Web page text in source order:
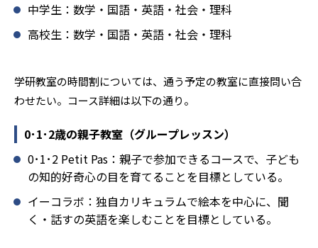
学研教室のデメリットとしては、基礎をより重視している
分、生徒によっては物足りなく感じる可能性がある点だろ
中学生：数学・国語・英語・社会・理科
高校生：数学・国語・英語・社会・理科
学研教室の時間割については、通う予定の教室に直接問い合
わせたい。コース詳細は以下の通り。
0･1･2歳の親子教室（グループレッスン）
0･1･2 Petit Pas：親子で参加できるコースで、子ども
の知的好奇心の目を育てることを目標としている。
イーコラボ：独自カリキュラムで絵本を中心に、聞
く・話すの英語を楽しむことを目標としている。